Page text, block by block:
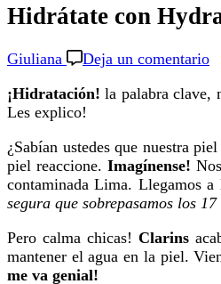
Hidrátate con
Giuliana Deja un comentarioen
lo
¡Hidratación! la palabra clave,
Les explico!
¿Sabían ustedes que nuestra
piel reaccione. Imagínense!
contaminada Lima. Llegamos
segura que sobrepasamos los 17
Pero calma chicas!Clarins
mantener el agua en la piel.
me va genial!